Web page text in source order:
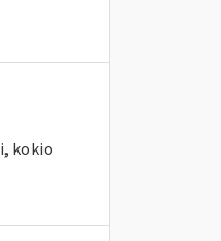
kokio